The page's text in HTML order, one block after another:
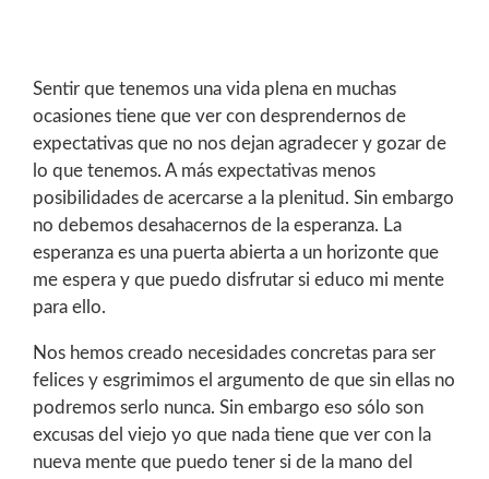
Sentir que tenemos una vida plena en muchas
ocasiones tiene que ver con desprendernos de
expectativas que no nos dejan agradecer y gozar de
lo que tenemos. A más expectativas menos
posibilidades de acercarse a la plenitud. Sin embargo
no debemos desahacernos de la esperanza. La
esperanza es una puerta abierta a un horizonte que
me espera y que puedo disfrutar si educo mi mente
para ello.
Nos hemos creado necesidades concretas para ser
felices y esgrimimos el argumento de que sin ellas no
podremos serlo nunca. Sin embargo eso sólo son
excusas del viejo yo que nada tiene que ver con la
nueva mente que puedo tener si de la mano del